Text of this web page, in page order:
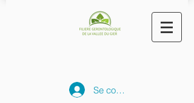
Se connecter